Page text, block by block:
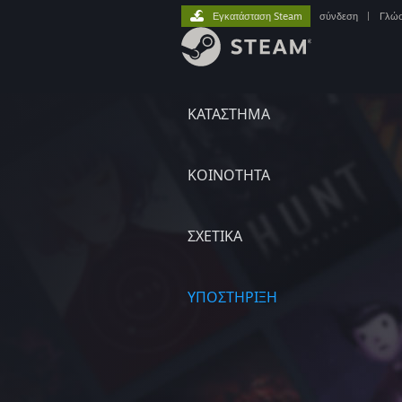
ΚΑΤΑΣΤΗΜΑ
ΚΟΙΝΟΤΗΤΑ
ΣΧΕΤΙΚΆ
ΥΠΟΣΤΗΡΙΞΗ
Εγκατάσταση Steam σύνδεση